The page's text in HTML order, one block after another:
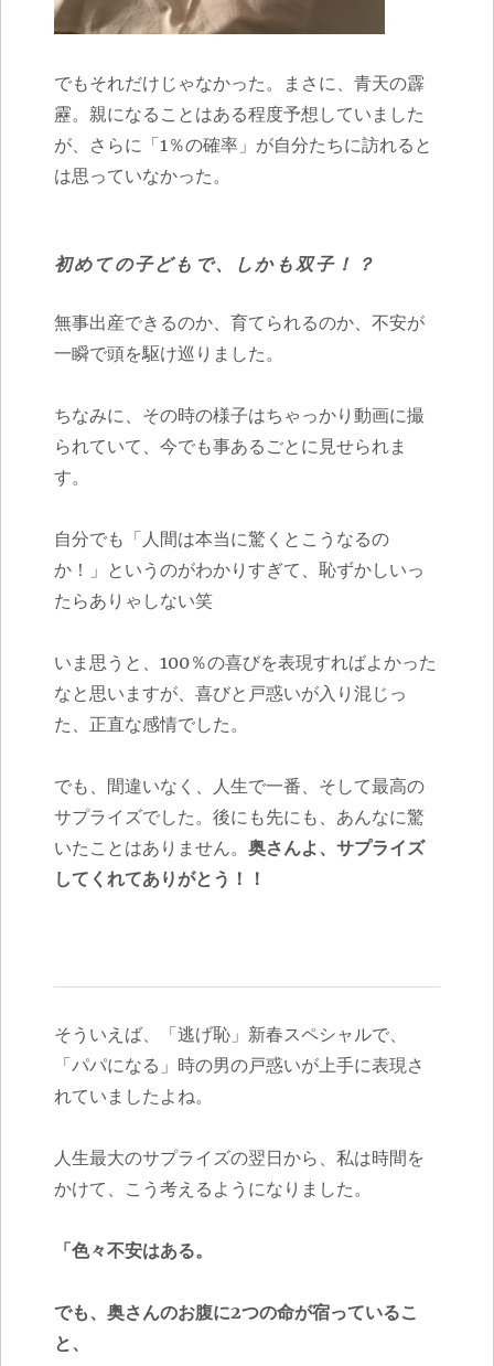
でもそれだけじゃなかった。まさに、青天の霹
靂。親になることはある程度予想していました
が、さらに「1％の確率」が自分たちに訪れると
は思っていなかった。
初めての子どもで、しかも双子！？
無事出産できるのか、育てられるのか、不安が
一瞬で頭を駆け巡りました。
ちなみに、その時の様子はちゃっかり動画に撮
られていて、今でも事あるごとに見せられま
す。
自分でも「人間は本当に驚くとこうなるの
か！」というのがわかりすぎて、恥ずかしいっ
たらありゃしない笑
いま思うと、100％の喜びを表現すればよかった
なと思いますが、喜びと戸惑いが入り混じっ
た、正直な感情でした。
でも、間違いなく、人生で一番、そして最高の
サプライズでした。後にも先にも、あんなに驚
いたことはありません。 奥さんよ、サプライズ
してくれてありがとう！！
そういえば、「逃げ恥」新春スペシャルで、
「パパになる」時の男の戸惑いが上手に表現さ
れていましたよね。
人生最大のサプライズの翌日から、私は時間を
かけて、こう考えるようになりました。
「色々不安はある。
でも、奥さんのお腹に2つの命が宿っているこ
と、